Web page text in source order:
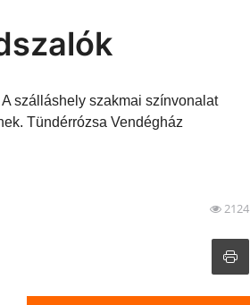
szálláshely szakmai színvonalat
Tündérrózsa Vendégház
2124